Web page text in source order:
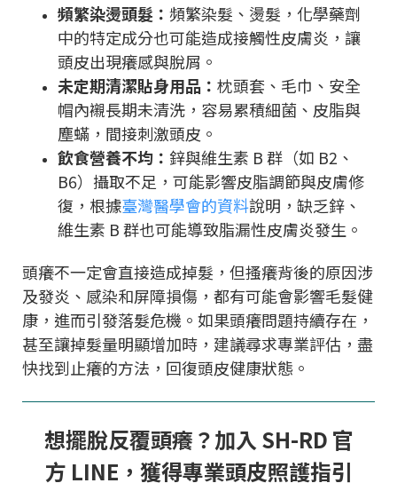
頻繁染燙頭髮： 頻繁染髮、燙髮，化學藥劑
中的特定成分也可能造成接觸性皮膚炎，讓
頭皮出現癢感與脫屑。
未定期清潔貼身用品： 枕頭套、毛巾、安全
帽內襯長期未清洗，容易累積細菌、皮脂與
塵蟎，間接刺激頭皮。
飲食營養不均： 鋅與維生素 B 群（如 B2、
B6）攝取不足，可能影響皮脂調節與皮膚修
復，根據臺灣醫學會的資料說明，缺乏鋅、
維生素 B 群也可能導致脂漏性皮膚炎發生。
頭癢不一定會直接造成掉髮，但搔癢背後的原因涉
及發炎、感染和屏障損傷，都有可能會影響毛髮健
康，進而引發落髮危機。如果頭癢問題持續存在，
甚至讓掉髮量明顯增加時，建議尋求專業評估，盡
快找到止癢的方法，回復頭皮健康狀態。
想擺脫反覆頭癢？加入 SH-RD 官
方 LINE，獲得專業頭皮照護指引